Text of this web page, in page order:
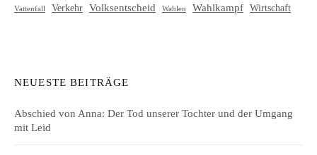
Vattenfall Verkehr Volksentscheid Wahlen Wahlkampf Wirtschaft
NEUESTE BEITRÄGE
Abschied von Anna: Der Tod unserer Tochter und der Umgang
mit Leid